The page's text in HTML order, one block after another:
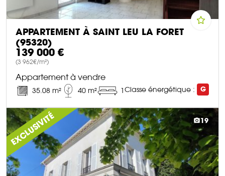
APPARTEMENT À SAINT LEU LA FORET
(95320)
139 000 €
(3 962€/m²)
Appartement à vendre
35.08 m² 40 m² 1Classe énergétique : G
DÉCOUVRIR CE BIEN
EXCLUSIVITÉ 19